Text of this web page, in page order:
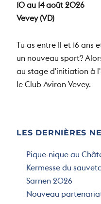
10 au 14 août 2026
Vevey (VD)
Tu as entre Il et 16
un nouveau sport?
au stage d'initiation à
le Club Aviron Vevey.
LES DERNIÈRES
Pique-nique au
Kermesse du
Sarnen 2026
Nouveau